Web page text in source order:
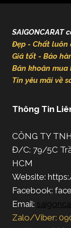
SAIGONCARAT
Đẹp - Chất luôn
Giá tốt - Bảo
Băn khoăn mua
Tin yêu mãi về
Thông Tin
CÔNG TY
Đ/C: 79/5C
HCM
Website:
Facebook:
Email:
Zalo/Viber: